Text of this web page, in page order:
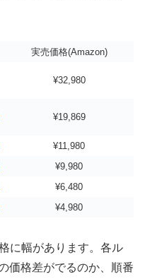
実売価格(Amazon)
¥32,980
¥19,869
¥11,980
¥9,980
¥6,480
¥4,980
に幅があります。各ル
価格差がでるのか、順番